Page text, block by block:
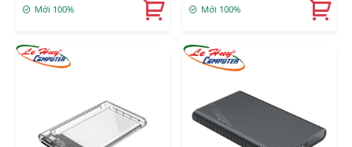
Mới 100% Mới 100%